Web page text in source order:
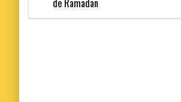
de Ramadan